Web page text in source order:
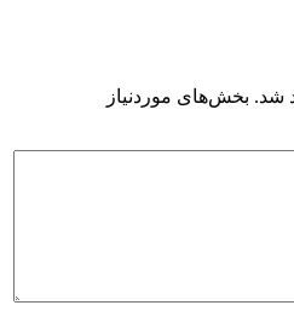
شد. بخش‌های موردنیاز